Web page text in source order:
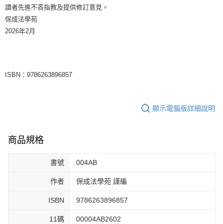
讀者先進不吝指教及提供修訂意見。
保成法學苑
2026年2月
ISBN：9786263896857
顯示電腦版詳細說明
商品規格
書號 004AB
作者 保成法學苑 謹編
ISBN 9786263896857
11碼 00004AB2602